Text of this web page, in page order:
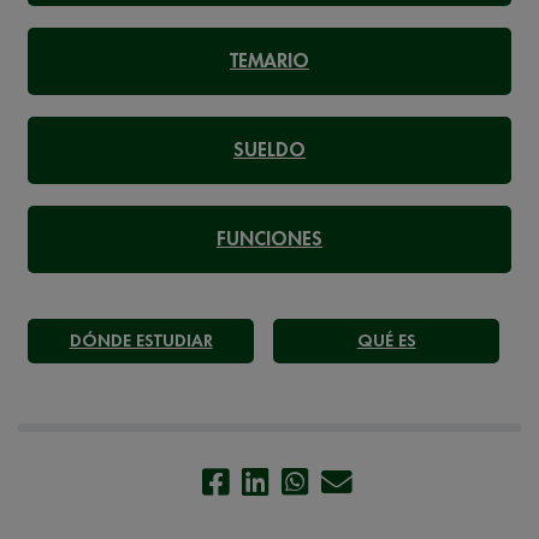
TEMARIO
SUELDO
FUNCIONES
DÓNDE ESTUDIAR QUÉ ES